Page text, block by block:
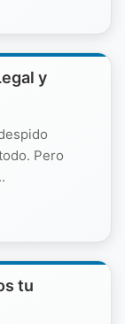
y
Pero
tu